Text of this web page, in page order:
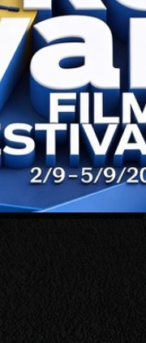
Prvi cjeloviti zeleni film
je na nekoliko komercijalnih
redatelj i urednik.